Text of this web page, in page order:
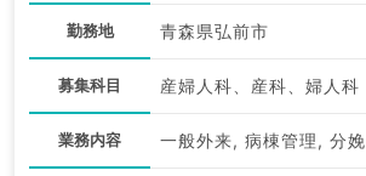
勤務地 青森県弘前市
募集科目 産婦人科、産科、婦人科
業務内容 一般外来, 病棟管理, 分娩